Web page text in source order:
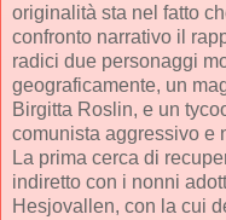
originalità sta nel fatto
confronto narrativo il
radici due personaggi
geograficamente, un
Birgitta Roslin, e un
comunista aggressivo e
La prima cerca di
indiretto con i nonni
Hesjovallen, con la cui